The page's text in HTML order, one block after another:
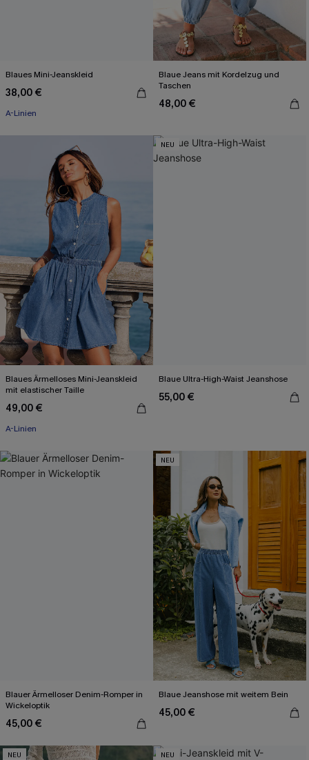
Blaues Mini-Jeanskleid
38,00 €
A-Linien
Blaue Jeans mit Kordelzug und
Taschen
48,00 €
Blaues Ärmelloses Mini-Jeanskleid
mit elastischer Taille
49,00 €
A-Linien
NEU
Blaue Ultra-High-Waist Jeanshose
55,00 €
Blauer Ärmelloser Denim-Romper in
Wickeloptik
45,00 €
NEU
Blaue Jeanshose mit weitem Bein
45,00 €
NEU NEU